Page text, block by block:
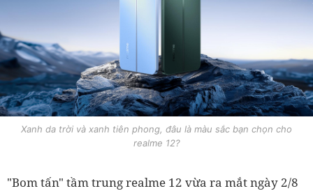
Xanh da trời và xanh tiên phong, đâu là màu sắc bạn chọn cho
realme 12?
"Bom tấn" tầm trung realme 12 vừa ra mắt ngày 2/8